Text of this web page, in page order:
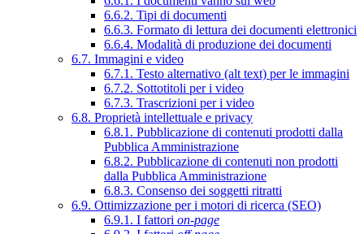
6.6.2. Tipi di documenti
6.6.3. Formato di lettura dei documenti elettronici
6.6.4. Modalità di produzione dei documenti
6.7. Immagini e video
6.7.1. Testo alternativo (alt text) per le immagini
6.7.2. Sottotitoli per i video
6.7.3. Trascrizioni per i video
6.8. Proprietà intellettuale e privacy
6.8.1. Pubblicazione di contenuti prodotti dalla
Pubblica Amministrazione
6.8.2. Pubblicazione di contenuti non prodotti
dalla Pubblica Amministrazione
6.8.3. Consenso dei soggetti ritratti
6.9. Ottimizzazione per i motori di ricerca (SEO)
6.9.1. I fattori on-page